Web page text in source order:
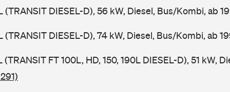
(TRANSIT DIESEL-D), 56 kW, Diesel, Bus/Kombi, ab
(TRANSIT DIESEL-D), 74 kW, Diesel, Bus/Kombi, ab
(TRANSIT FT 100L, HD, 150, 190L DIESEL-D), 51 kW,